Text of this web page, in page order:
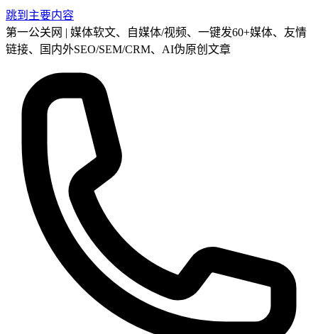
跳到主要内容
第一公关网 | 媒体软文、自媒体/视频、一键发60+媒体、友情
链接、国内外SEO/SEM/CRM、AI伪原创文章